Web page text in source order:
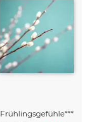
Frühlingsgefühle***